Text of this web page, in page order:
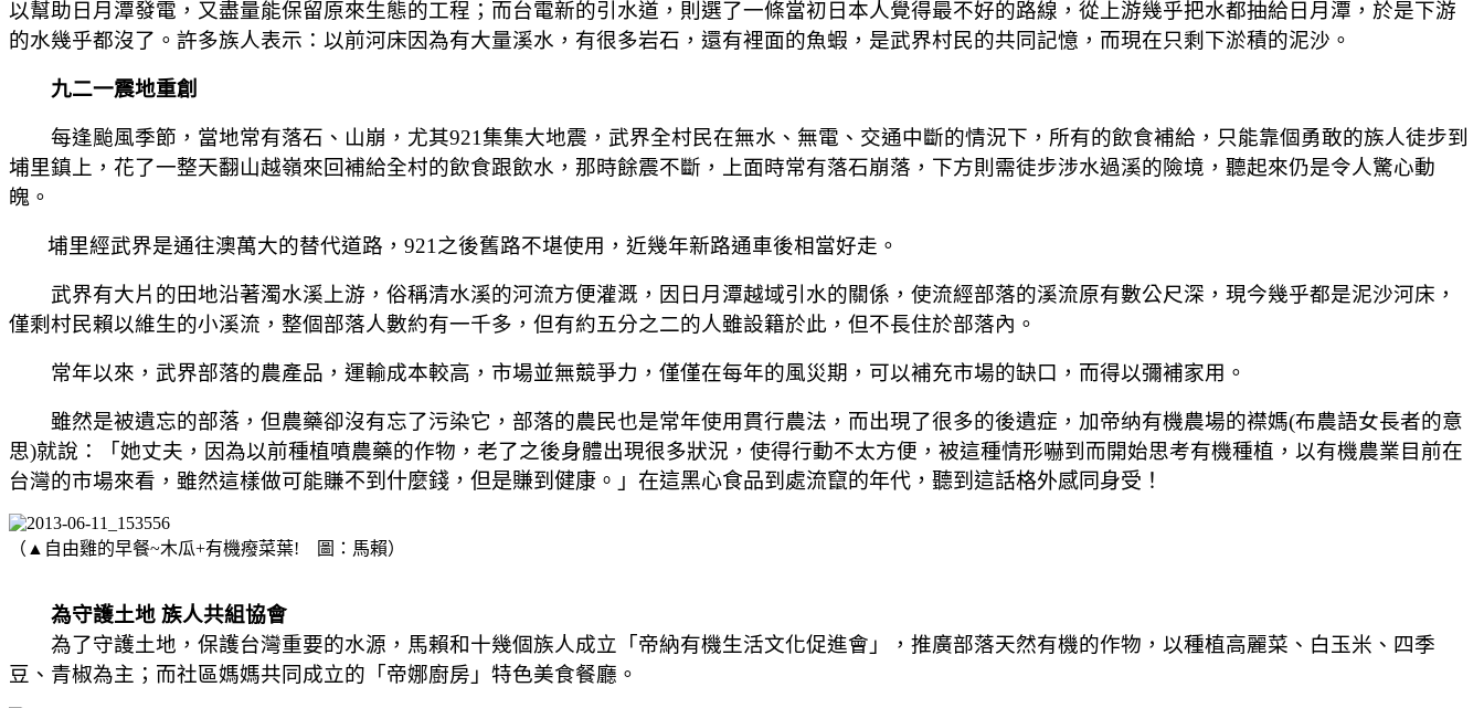
以幫助日月潭發電，又盡量能保留原來生態的工程；而台電新的引水道，則選了一條當初日本人覺得最不好的路線，從上游幾乎把水都抽給日月潭，於是下游
的水幾乎都沒了。許多族人表示：以前河床因為有大量溪水，有很多岩石，還有裡面的魚蝦，是武界村民的共同記憶，而現在只剩下淤積的泥沙。
九二一震地重創
每逢颱風季節，當地常有落石、山崩，尤其921集集大地震，武界全村民在無水、無電、交通中斷的情況下，所有的飲食補給，只能靠個勇敢的族人徒步到
埔里鎮上，花了一整天翻山越嶺來回補給全村的飲食跟飲水，那時餘震不斷，上面時常有落石崩落，下方則需徒步涉水過溪的險境，聽起來仍是令人驚心動
魄。
埔里經武界是通往澳萬大的替代道路，921之後舊路不堪使用，近幾年新路通車後相當好走。
武界有大片的田地沿著濁水溪上游，俗稱清水溪的河流方便灌溉，因日月潭越域引水的關係，使流經部落的溪流原有數公尺深，現今幾乎都是泥沙河床，
僅剩村民賴以維生的小溪流，整個部落人數約有一千多，但有約五分之二的人雖設籍於此，但不長住於部落內。
常年以來，武界部落的農產品，運輸成本較高，市場並無競爭力，僅僅在每年的風災期，可以補充市場的缺口，而得以彌補家用。
雖然是被遺忘的部落 ，但農藥卻沒有忘了污染它，部落的農民也是常年使用貫行農法，而出現了很多的後遺症， 加帝纳有機農場的襟媽(布農語女長者的意
思)就說：「她丈夫，因為以前種植噴農藥的作物，老了之後身體出現很多狀況，使得行動不太方便，被這種情形嚇到而開始思考有機種植，以有機農業目前在
台灣的市場來看，雖然這樣做可能賺不到什麼錢，但是賺到健康。」在這黑心食品到處流竄的年代，聽到這話格外感同身受！
（▲自由雞的早餐~木瓜+有機癈菜葉! 圖：馬賴）
為守護土地 族人共組協會
為了守護土地，保護台灣重要的水源，馬賴和十幾個族人成立「帝納有機生活文化促進會」，推廣部落天然有機的作物， 以種植高麗菜、白玉米、四季
豆、青椒為主； 而社區媽媽共同成立的「帝娜廚房」特色美食餐廳。